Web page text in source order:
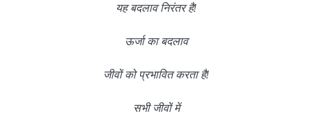
यह बदलाव निरंतर है!
ऊर्जा का बदलाव
जीवों को प्रभावित करता है!
सभी जीवों में